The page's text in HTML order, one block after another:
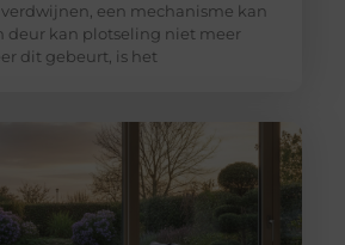
een mechanisme kan
deur kan plotseling niet meer
dit gebeurt, is het